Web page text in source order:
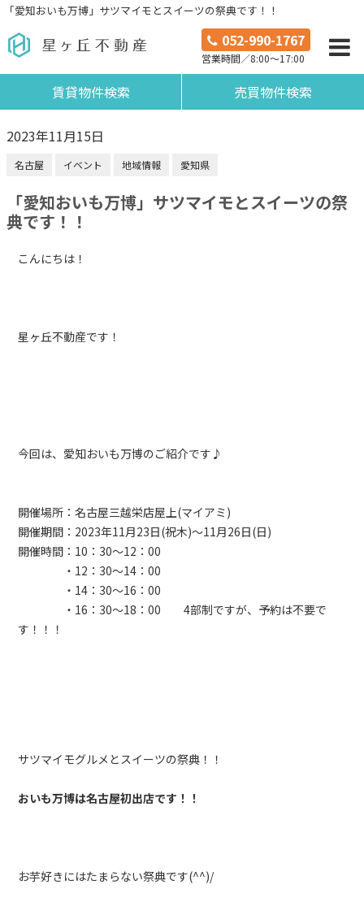
「愛知おいも万博」サツマイモとスイーツの祭典です！！
052-990-1767
営業時間／8:00～17:00
賃貸物件検索 売買物件検索
2023年11月15日
名古屋 イベント 地域情報 愛知県
「愛知おいも万博」サツマイモとスイーツの祭
典です！！
こんにちは！
星ヶ丘不動産です！
今回は、愛知おいも万博のご紹介です♪
開催場所：名古屋三越栄店屋上(マイアミ)
開催期間：2023年11月23日(祝木)～11月26日(日)
開催時間：10：30～12：00
・12：30～14：00
・14：30～16：00
・16：30～18：00 4部制ですが、予約は不要で
す！！！
サツマイモグルメとスイーツの祭典！！
おいも万博は名古屋初出店です！！
お芋好きにはたまらない祭典です(^^)/